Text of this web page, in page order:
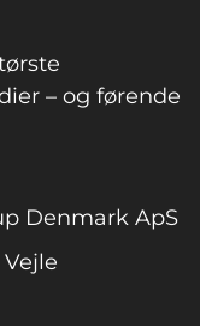
– og førende
Denmark ApS